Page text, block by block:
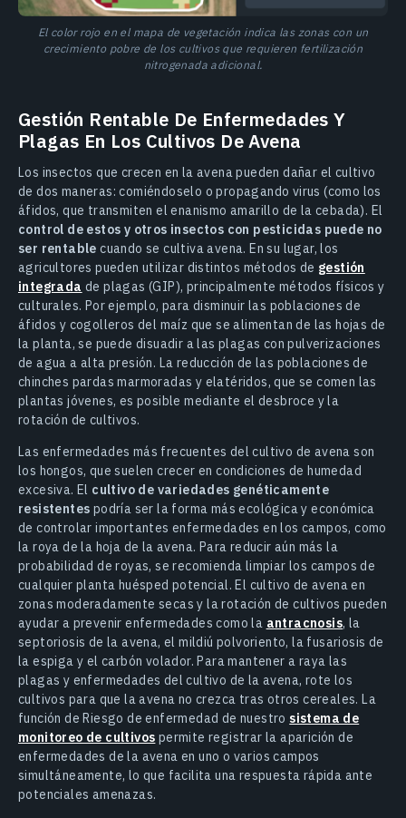
El color rojo en el mapa de vegetación indica las zonas con un
crecimiento pobre de los cultivos que requieren fertilización
nitrogenada adicional.
Gestión Rentable De Enfermedades Y
Plagas En Los Cultivos De Avena
Los insectos que crecen en la avena pueden dañar el cultivo
de dos maneras: comiéndoselo o propagando virus (como los
áfidos, que transmiten el enanismo amarillo de la cebada). El
control de estos y otros insectos con pesticidas puede no
ser rentable cuando se cultiva avena. En su lugar, los
agricultores pueden utilizar distintos métodos de gestión
integrada de plagas (GIP), principalmente métodos físicos y
culturales. Por ejemplo, para disminuir las poblaciones de
áfidos y cogolleros del maíz que se alimentan de las hojas de
la planta, se puede disuadir a las plagas con pulverizaciones
de agua a alta presión. La reducción de las poblaciones de
chinches pardas marmoradas y elatéridos, que se comen las
plantas jóvenes, es posible mediante el desbroce y la
rotación de cultivos.
Las enfermedades más frecuentes del cultivo de avena son
los hongos, que suelen crecer en condiciones de humedad
excesiva. El cultivo de variedades genéticamente
resistentes podría ser la forma más ecológica y económica
de controlar importantes enfermedades en los campos, como
la roya de la hoja de la avena. Para reducir aún más la
probabilidad de royas, se recomienda limpiar los campos de
cualquier planta huésped potencial. El cultivo de avena en
zonas moderadamente secas y la rotación de cultivos pueden
ayudar a prevenir enfermedades como la antracnosis, la
septoriosis de la avena, el mildiú polvoriento, la fusariosis de
la espiga y el carbón volador. Para mantener a raya las
plagas y enfermedades del cultivo de la avena, rote los
cultivos para que la avena no crezca tras otros cereales. La
función de Riesgo de enfermedad de nuestro sistema de
monitoreo de cultivos permite registrar la aparición de
enfermedades de la avena en uno o varios campos
simultáneamente, lo que facilita una respuesta rápida ante
potenciales amenazas.